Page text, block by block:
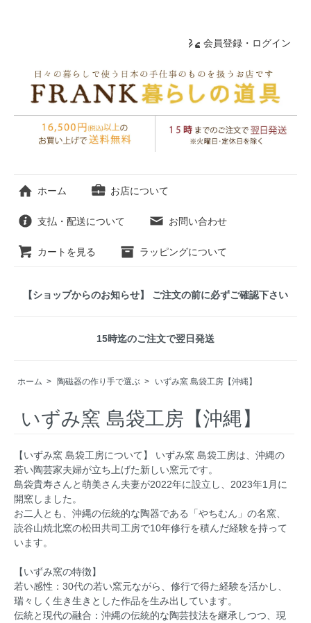
会員登録・ログイン
ホーム お店について
支払・配送について お問い合わせ
カートを見る ラッピングについて
【ショップからのお知らせ】 ご注文の前に必ずご確認下さい
15時迄のご注文で翌日発送
ホーム > 陶磁器の作り手で選ぶ > いずみ窯 島袋工房【沖縄】
いずみ窯 島袋工房【沖縄】
【いずみ窯 島袋工房について】 いずみ窯 島袋工房は、沖縄の
若い陶芸家夫婦が立ち上げた新しい窯元です。
島袋貴寿さんと萌美さん夫妻が2022年に設立し、2023年1月に
開窯しました。
お二人とも、沖縄の伝統的な陶器である「やちむん」の名窯、
読谷山焼北窯の松田共司工房で10年修行を積んだ経験を持って
います。
【いずみ窯の特徴】
若い感性：30代の若い窯元ながら、修行で得た経験を活かし、
瑞々しく生き生きとした作品を生み出しています。
伝統と現代の融合：沖縄の伝統的な陶芸技法を継承しつつ、現